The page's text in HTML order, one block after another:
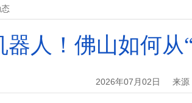
人！佛山如何从
2026年07月02日 来源